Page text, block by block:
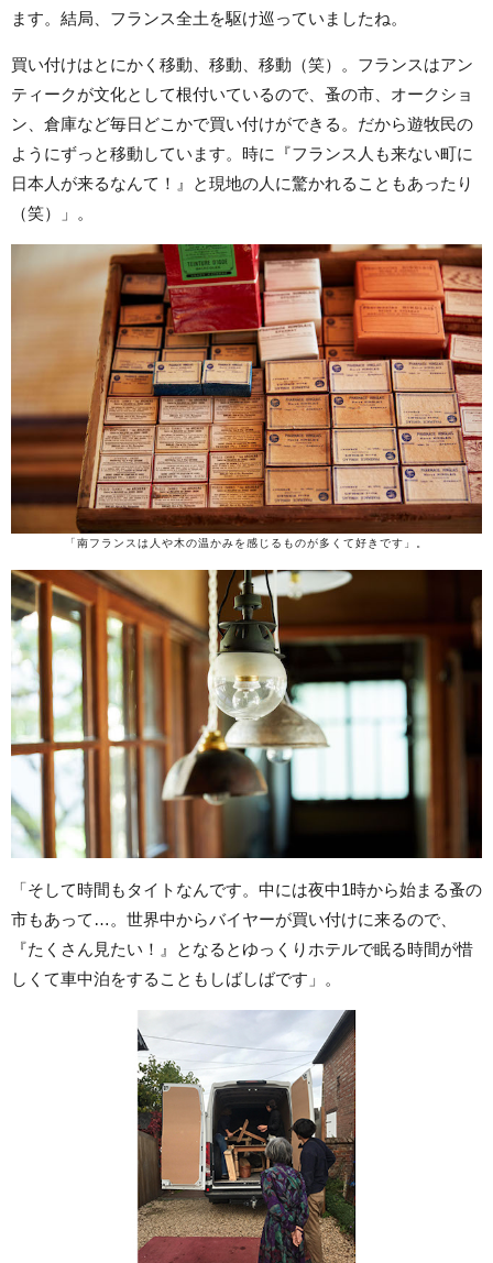
ます。結局、フランス全土を駆け巡っていましたね。
買い付けはとにかく移動、移動、移動（笑）。フランスはアン
ティークが文化として根付いているので、蚤の市、オークショ
ン、倉庫など毎日どこかで買い付けができる。だから遊牧民の
ようにずっと移動しています。時に『フランス人も来ない町に
日本人が来るなんて！』と現地の人に驚かれることもあったり
（笑）」。
「南フランスは人や木の温かみを感じるものが多くて好きです」。
「そして時間もタイトなんです。中には夜中1時から始まる蚤の
市もあって…。世界中からバイヤーが買い付けに来るので、
『たくさん見たい！』となるとゆっくりホテルで眠る時間が惜
しくて車中泊をすることもしばしばです」。